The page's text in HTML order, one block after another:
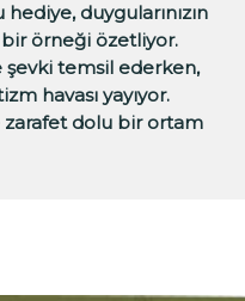
duygularınızın
örneği özetliyor.
şevki temsil ederken,
havası yayıyor.
zarafet dolu bir ortam